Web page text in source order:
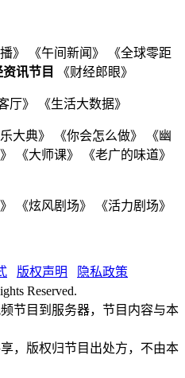
》 《午间新闻》 《全球零距
资讯节目 《财经郎眼》
厅》 《生活大数据》
乐大典》 《你会怎么做》 《幽
《大师课》 《老广的味道》
《炫风剧场》 《活力剧场》
版权声明
隐私政策
Reserved.
节目到服务器，节目内容与本
，版权归节目出处方，不由本